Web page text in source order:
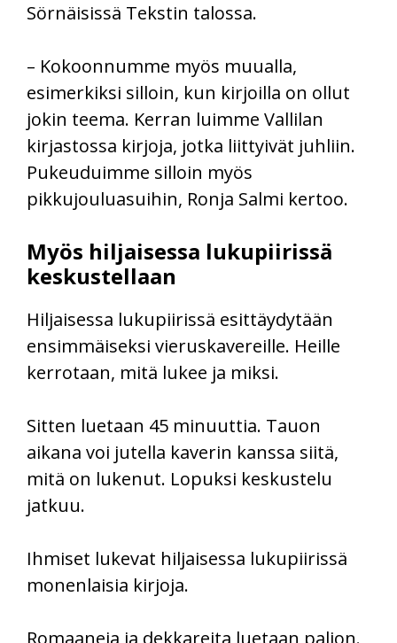
Sörnäisissä Tekstin talossa.
– Kokoonnumme myös muualla,
esimerkiksi silloin, kun kirjoilla on ollut
jokin teema. Kerran luimme Vallilan
kirjastossa kirjoja, jotka liittyivät juhliin.
Pukeuduimme silloin myös
pikkujouluasuihin, Ronja Salmi kertoo.
Myös hiljaisessa lukupiirissä
keskustellaan
Hiljaisessa lukupiirissä esittäydytään
ensimmäiseksi vieruskavereille. Heille
kerrotaan, mitä lukee ja miksi.
Sitten luetaan 45 minuuttia. Tauon
aikana voi jutella kaverin kanssa siitä,
mitä on lukenut. Lopuksi keskustelu
jatkuu.
Ihmiset lukevat hiljaisessa lukupiirissä
monenlaisia kirjoja.